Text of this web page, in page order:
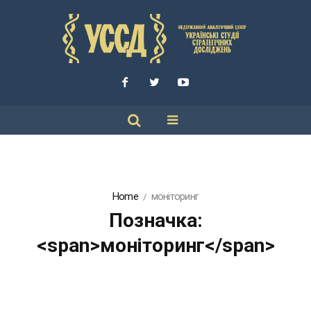
Home моніторинг
Позначка:
<span>моніторинг</span>